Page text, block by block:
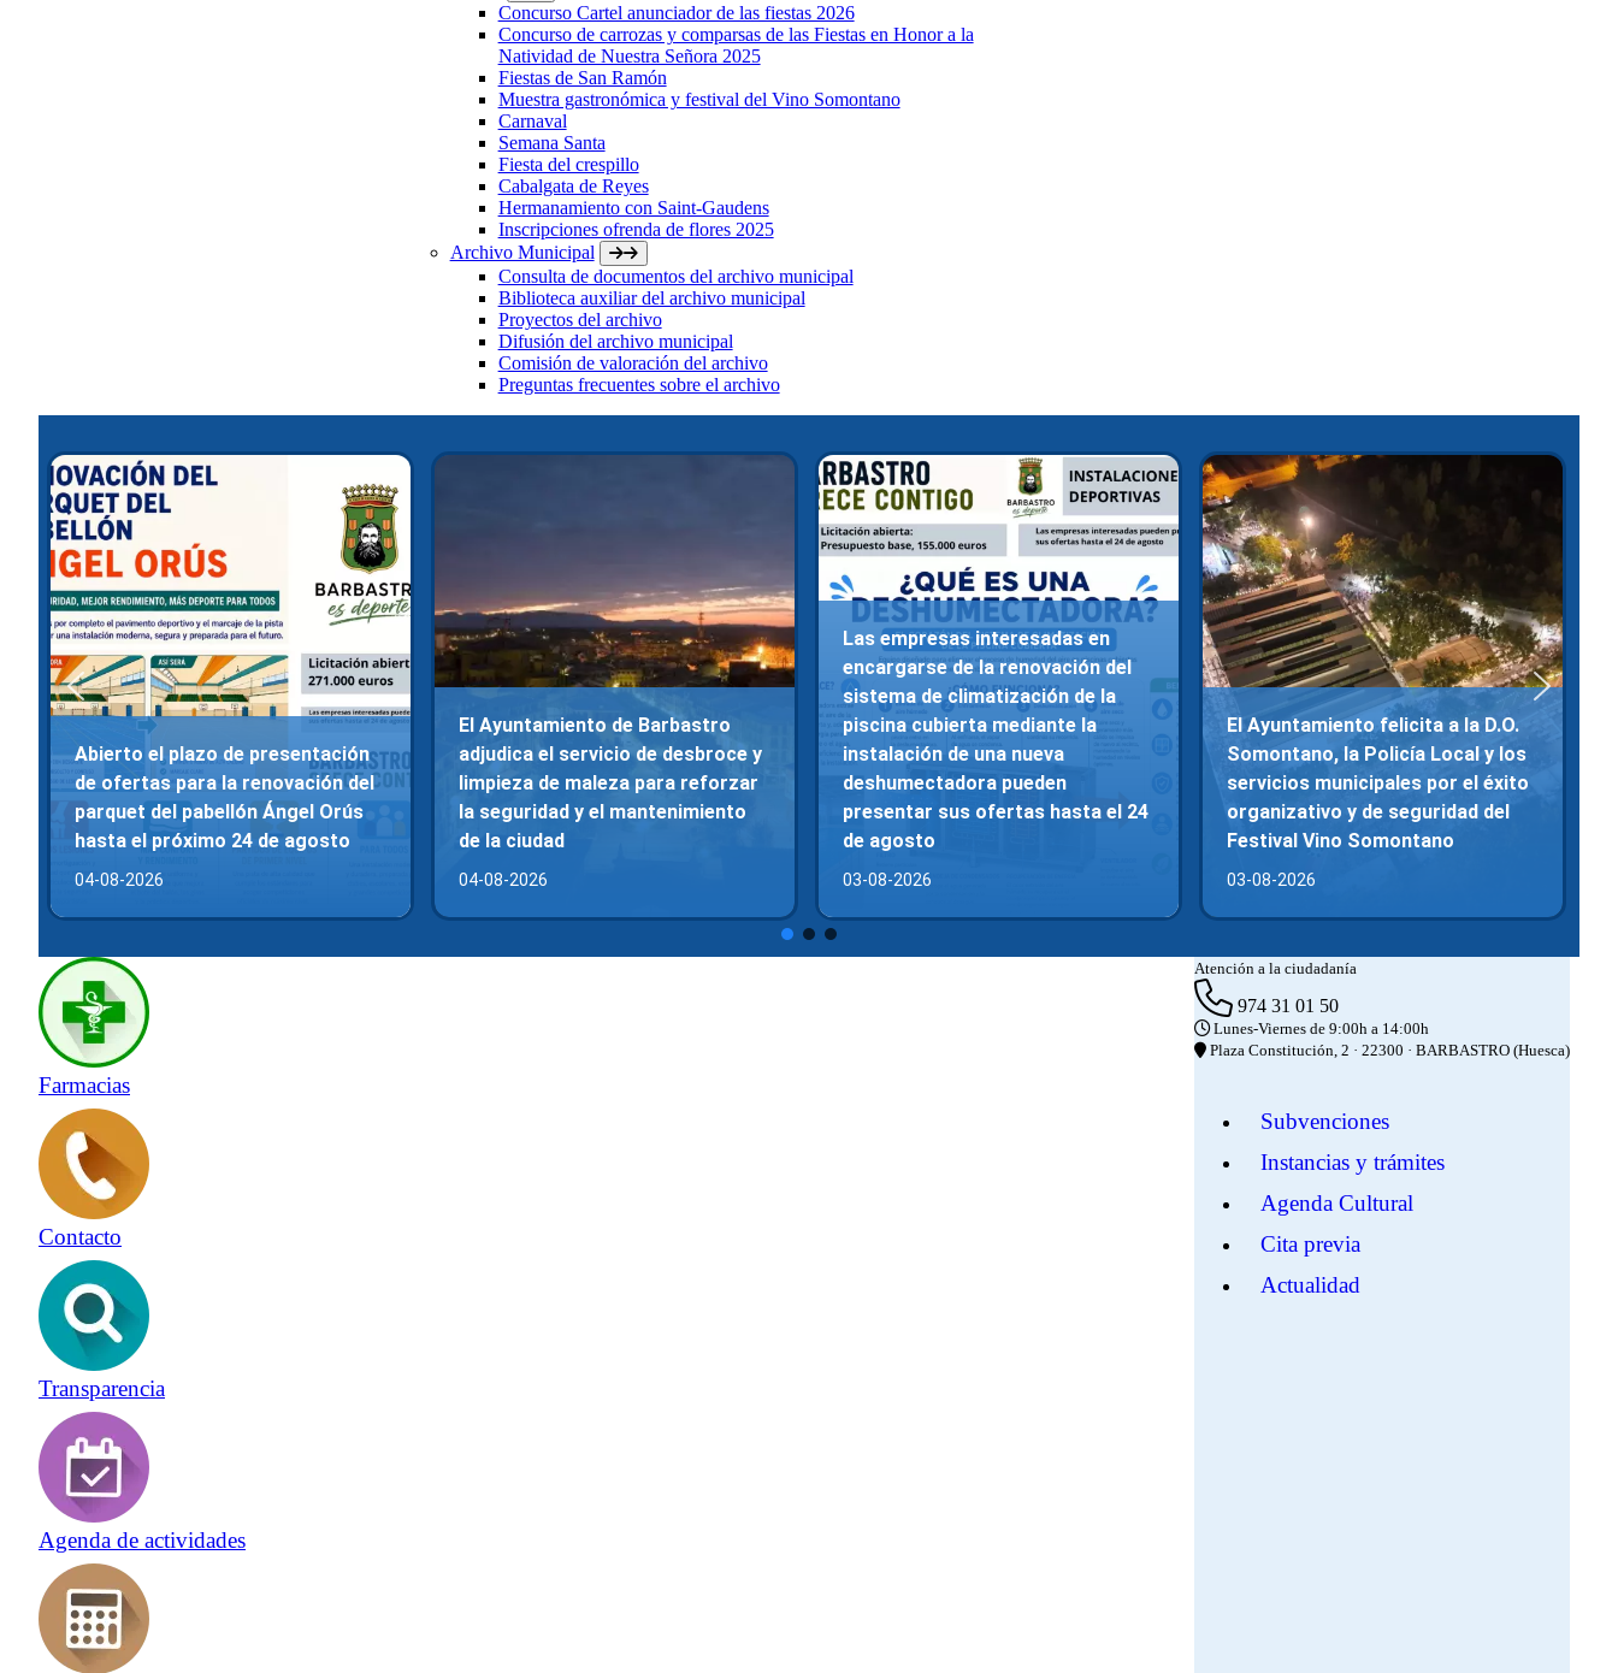
Concurso Cartel anunciador de las fiestas 2026
Concurso de carrozas y comparsas de las Fiestas en Honor a la
Natividad de Nuestra Señora 2025
Fiestas de San Ramón
Muestra gastronómica y festival del Vino Somontano
Carnaval
Semana Santa
Fiesta del crespillo
Cabalgata de Reyes
Hermanamiento con Saint-Gaudens
Inscripciones ofrenda de flores 2025
Archivo Municipal
Consulta de documentos del archivo municipal
Biblioteca auxiliar del archivo municipal
Proyectos del archivo
Difusión del archivo municipal
Comisión de valoración del archivo
Preguntas frecuentes sobre el archivo
Abierto el plazo de presentación
de ofertas para la renovación del
parquet del pabellón Ángel Orús
hasta el próximo 24 de agosto
04-08-2026
El Ayuntamiento de Barbastro
adjudica el servicio de desbroce y
limpieza de maleza para reforzar
la seguridad y el mantenimiento
de la ciudad
04-08-2026
Las empresas interesadas en
encargarse de la renovación del
sistema de climatización de la
piscina cubierta mediante la
instalación de una nueva
deshumectadora pueden
presentar sus ofertas hasta el 24
de agosto
03-08-2026
El Ayuntamiento felicita a la D.O.
Somontano, la Policía Local y los
servicios municipales por el éxito
organizativo y de seguridad del
Festival Vino Somontano
03-08-2026
Farmacias
Contacto
Transparencia
Agenda de actividades
Atención a la ciudadanía
974 31 01 50
Lunes-Viernes de 9:00h a 14:00h
Plaza Constitución, 2 · 22300 · BARBASTRO (Huesca)
Subvenciones
Instancias y trámites
Agenda Cultural
Cita previa
Actualidad